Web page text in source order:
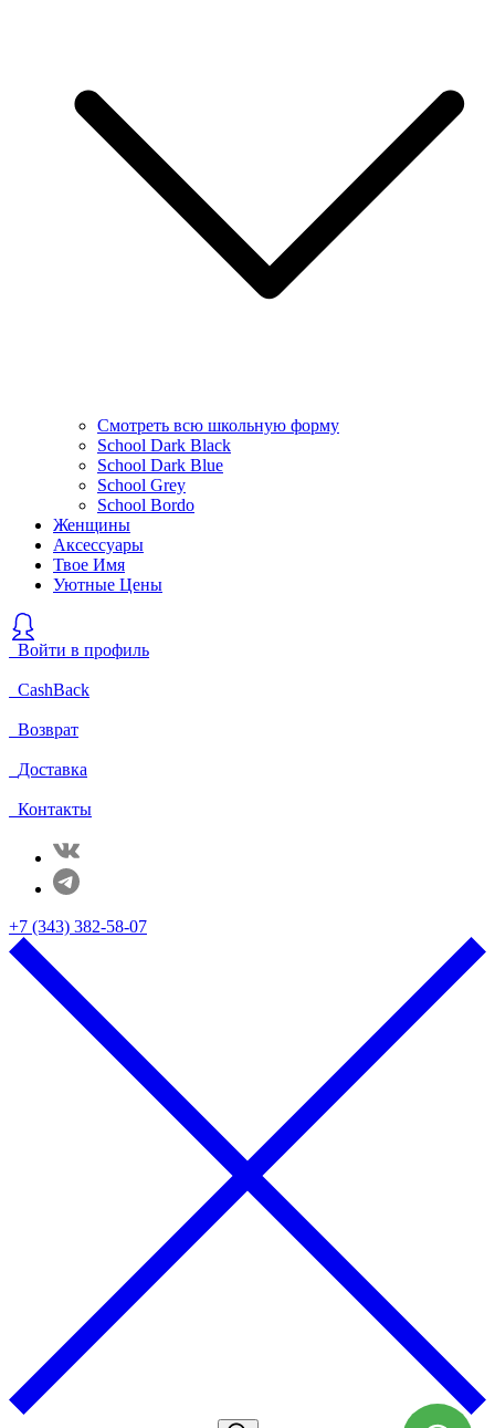
Смотреть всю школьную форму
School Dark Black
School Dark Blue
School Grey
School Bordo
Женщины
Аксессуары
Твое Имя
Уютные Цены
Войти в профиль
CashBack
Возврат
Доставка
Контакты
+7 (343) 382-58-07